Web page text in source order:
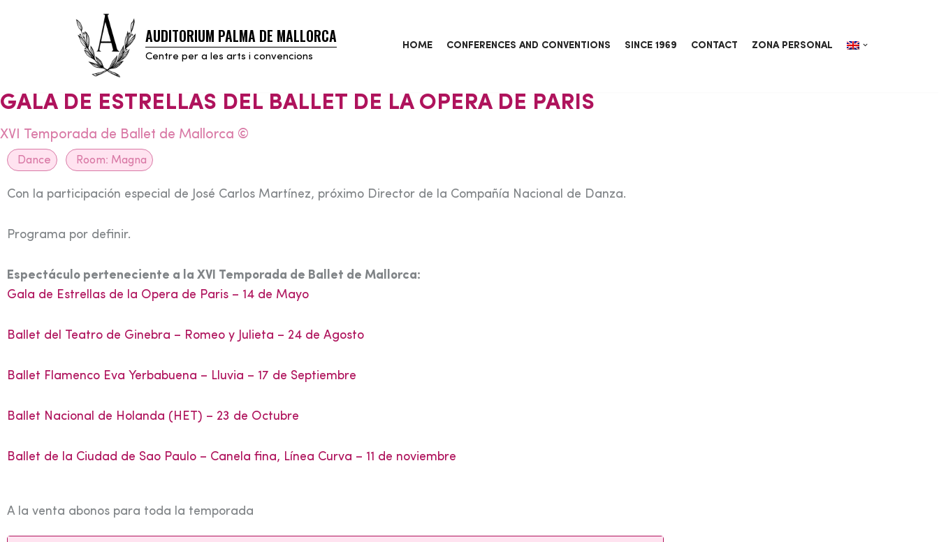
AUDITORIUM PALMA DE MALLORCA
Centre per a les arts i convencions
HOME CONFERENCES AND CONVENTIONS SINCE 1969 CONTACT ZONA PERSONAL
GALA DE ESTRELLAS DEL BALLET DE LA OPERA DE PARIS
XVI Temporada de Ballet de Mallorca ©
Dance Room: Magna
Con la participación especial de José Carlos Martínez, próximo Director de la Compañía Nacional de Danza.
Programa por definir.
Espectáculo perteneciente a la XVI Temporada de Ballet de Mallorca:
Gala de Estrellas de la Opera de Paris – 14 de Mayo
Ballet del Teatro de Ginebra – Romeo y Julieta – 24 de Agosto
Ballet Flamenco Eva Yerbabuena – Lluvia – 17 de Septiembre
Ballet Nacional de Holanda (HET) – 23 de Octubre
Ballet de la Ciudad de Sao Paulo – Canela fina, Línea Curva – 11 de noviembre
A la venta abonos para toda la temporada